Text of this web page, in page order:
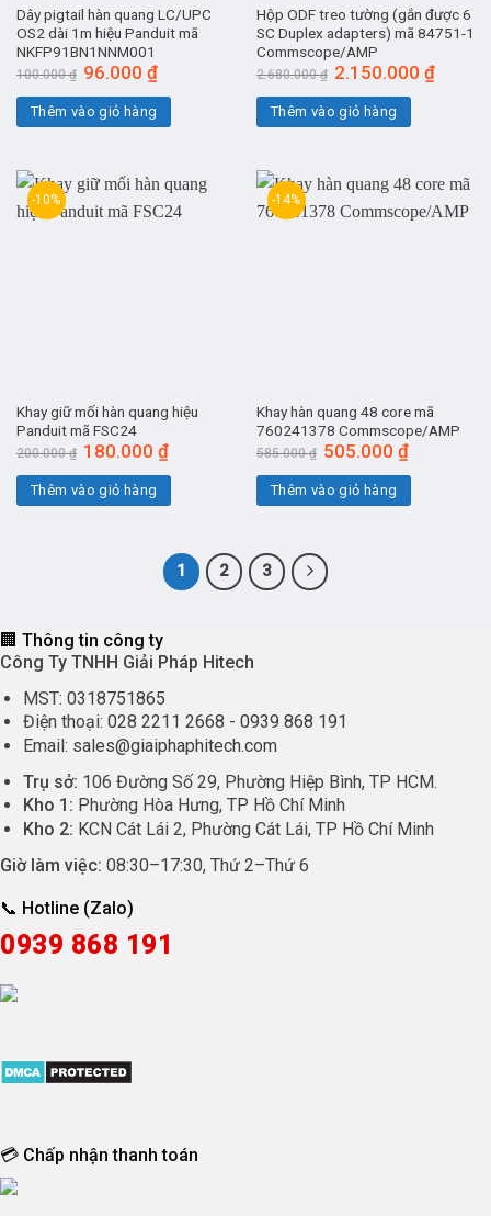
Dây pigtail hàn quang LC/UPC
OS2 dài 1m hiệu Panduit mã
NKFP91BN1NNM001
100.000₫ Giá
gốc
là:
100.000 ₫.
96.000₫
tại
96.000 ₫.
Thêm vào giỏ hàng
Hộp ODF treo tường (gắn được 6
SC Duplex adapters) mã 84751-1
Commscope/AMP
2.680.000₫ Giá
gốc
là:
2.680.000 ₫.
2.150.000₫
Thêm vào giỏ hàng
-10%
Khay giữ mối hàn quang hiệu
Panduit mã FSC24
200.000₫ Giá
gốc
là:
200.000 ₫.
180.000₫
tại
180.000 ₫.
Thêm vào giỏ hàng
-14%
Khay hàn quang 48 core mã
760241378 Commscope/AMP
585.000₫ Giá
gốc
là:
585.000 ₫.
505.000₫
tại
505.000 ₫.
Thêm vào giỏ hàng
1 2 3
🏢 Thông tin công ty
Công Ty TNHH Giải Pháp Hitech
MST: 0318751865
Điện thoại: 028 2211 2668 - 0939 868 191
Email: sales@giaiphaphitech.com
Trụ sở: 106 Đường Số 29, Phường Hiệp Bình, TP HCM.
Kho 1: Phường Hòa Hưng, TP Hồ Chí Minh
Kho 2: KCN Cát Lái 2, Phường Cát Lái, TP Hồ Chí Minh
Giờ làm việc: 08:30–17:30, Thứ 2–Thứ 6
📞 Hotline (Zalo)
0939 868 191
💳 Chấp nhận thanh toán